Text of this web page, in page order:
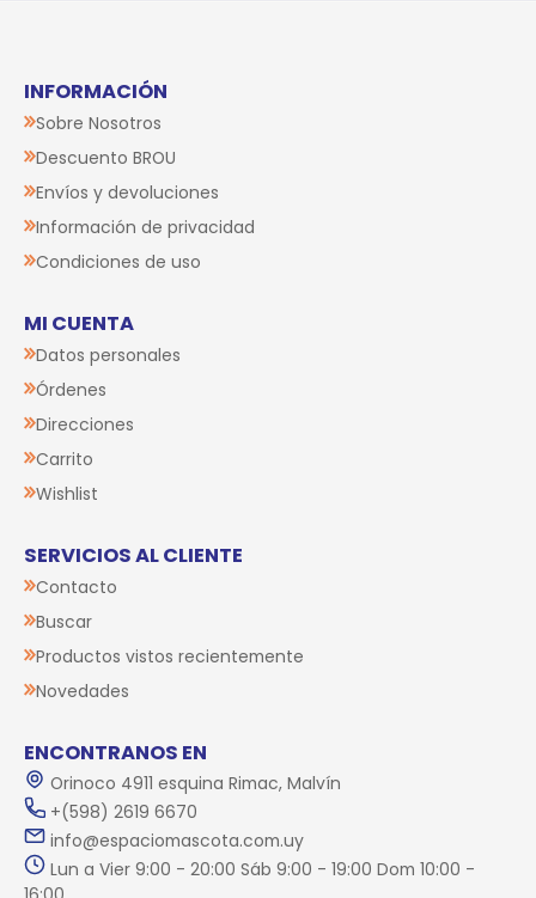
INFORMACIÓN
Sobre Nosotros
Descuento BROU
Envíos y devoluciones
Información de privacidad
Condiciones de uso
MI CUENTA
Datos personales
Órdenes
Direcciones
Carrito
Wishlist
SERVICIOS AL CLIENTE
Contacto
Buscar
Productos vistos recientemente
Novedades
ENCONTRANOS EN
Orinoco 4911 esquina Rimac, Malvín
+(598) 2619 6670
info@espaciomascota.com.uy
Lun a Vier 9:00 - 20:00 Sáb 9:00 - 19:00 Dom 10:00 -